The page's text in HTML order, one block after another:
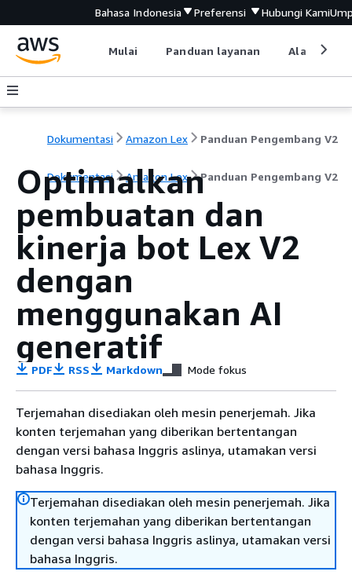
Bahasa Indonesia Preferensi Hubungi Kami
Mulai Panduan layanan Alat
Dokumentasi Amazon Lex Panduan Pengembang V2
Dokumentasi Amazon Lex Panduan Pengembang V2
Optimalkan
pembuatan dan
kinerja bot Lex V2
dengan
menggunakan AI
generatif
PDF RSS Markdown Mode fokus
Terjemahan disediakan oleh mesin penerjemah. Jika
konten terjemahan yang diberikan bertentangan
dengan versi bahasa Inggris aslinya, utamakan versi
bahasa Inggris.
Terjemahan disediakan oleh mesin penerjemah. Jika
konten terjemahan yang diberikan bertentangan
dengan versi bahasa Inggris aslinya, utamakan versi
bahasa Inggris.